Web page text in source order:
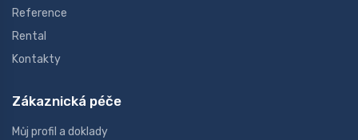
Reference
Rental
Kontakty
Zákaznická péče
Můj profil a doklady